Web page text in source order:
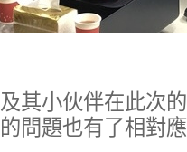
小伙伴在此次的
題也有了相對